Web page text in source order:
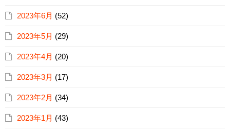
2023年6月 (52)
2023年5月 (29)
2023年4月 (20)
2023年3月 (17)
2023年2月 (34)
2023年1月 (43)